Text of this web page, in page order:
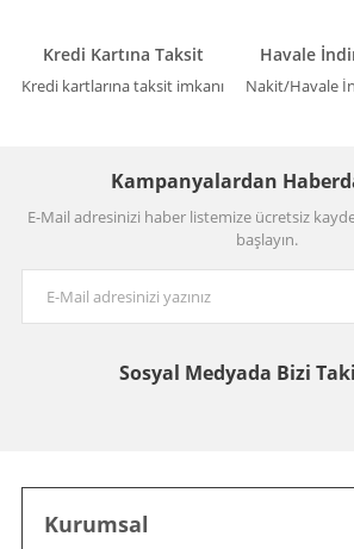
Kredi Kartına Taksit
Kredi kartlarına taksit imkanı
Havale
Nakit/Havale
Kampanyalardan
E-Mail adresinizi haber listemize ücretsiz
başlayın.
Sosyal Medyada Bizi
Kurumsal